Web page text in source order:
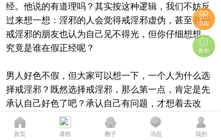
经。他说的有道理吗？其实按这种逻辑，我们不妨反
过来想一想：淫邪的人会觉得戒淫邪虚伪，甚至有些
戒淫邪的朋友也认为自己见不得光，但你仔细想想，
究竟是谁在假正经呢？
男人好色不假，但大家可以想一下，一个人为什么选
择戒淫邪？既然选择戒淫邪，那么第一点，肯定是先
承认自己好色了吧？承认自己有问题，才想着去改
正，这又何来虚伪一说呢？倒是那些嘲笑戒淫邪的
人，他们为什么鄙视戒淫邪？仔细想想，这反而是他
您的态度至关重要...
功能
发布
首页 课程 圈子 消息 我的